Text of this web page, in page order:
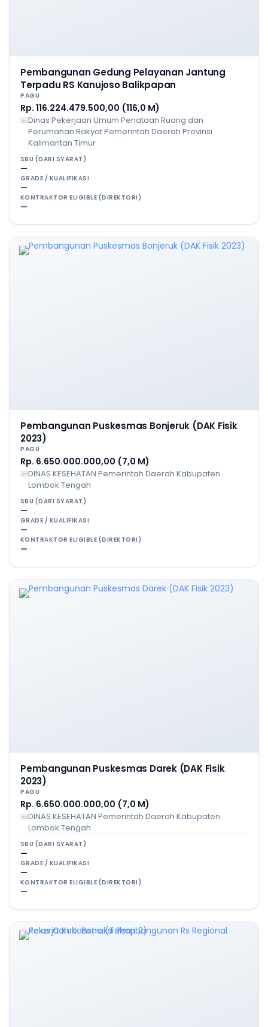
Pembangunan Gedung Pelayanan Jantung
Terpadu RS Kanujoso Balikpapan
PAGU
Rp. 116.224.479.500,00 (116,0 M)
Dinas Pekerjaan Umum Penataan Ruang dan
Perumahan Rakyat Pemerintah Daerah Provinsi
Kalimantan Timur
SBU (DARI SYARAT)
—
GRADE / KUALIFIKASI
—
KONTRAKTOR ELIGIBLE (DIREKTORI)
—
Pembangunan Puskesmas Bonjeruk (DAK Fisik
2023)
PAGU
Rp. 6.650.000.000,00 (7,0 M)
DINAS KESEHATAN Pemerintah Daerah Kabupaten
Lombok Tengah
SBU (DARI SYARAT)
—
GRADE / KUALIFIKASI
—
KONTRAKTOR ELIGIBLE (DIREKTORI)
—
Pembangunan Puskesmas Darek (DAK Fisik
2023)
PAGU
Rp. 6.650.000.000,00 (7,0 M)
DINAS KESEHATAN Pemerintah Daerah Kabupaten
Lombok Tengah
SBU (DARI SYARAT)
—
GRADE / KUALIFIKASI
—
KONTRAKTOR ELIGIBLE (DIREKTORI)
—